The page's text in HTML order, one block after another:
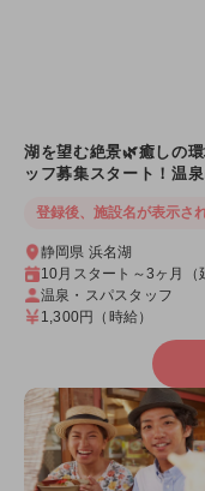
湖を望む絶景🌿癒しの
ッフ募集スタート！温
登録後、施設名が表示さ
静岡県 浜名湖
10月スタート～3ヶ月（
温泉・スパスタッフ
1,300円
（時給）